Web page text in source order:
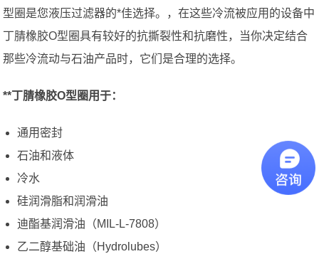
型圈是您液压过滤器的*佳选择。，在这些冷流被应用的设备中
丁腈橡胶O型圈具有较好的抗撕裂性和抗磨性，当你决定结合
那些冷流动与石油产品时，它们是合理的选择。
**丁腈橡胶O型圈用于：
通用密封
石油和液体
冷水
硅润滑脂和润滑油
迪酯基润滑油（MIL-L-7808）
乙二醇基础油（Hydrolubes）